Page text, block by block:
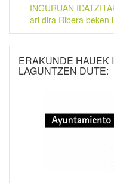
INGURUAN
ari dira Ribera beken
ERAKUNDE HAUEK
LAGUNTZEN DUTE: